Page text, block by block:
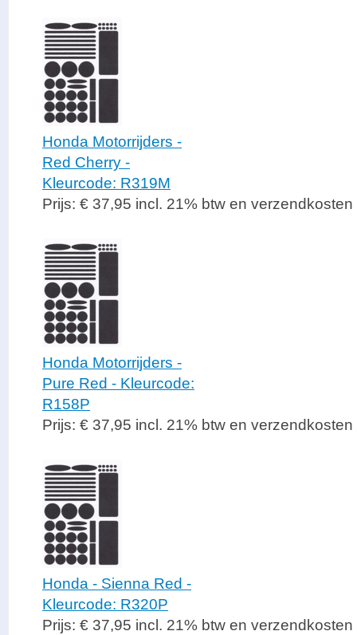
Honda Motorrijders -
Red Cherry -
Kleurcode: R319M
Prijs: € 37,95 incl. 21% btw en verzendkosten
Honda Motorrijders -
Pure Red - Kleurcode:
R158P
Prijs: € 37,95 incl. 21% btw en verzendkosten
Honda - Sienna Red -
Kleurcode: R320P
Prijs: € 37,95 incl. 21% btw en verzendkosten